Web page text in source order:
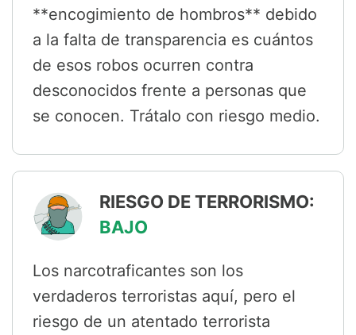
**encogimiento de hombros** debido
a la falta de transparencia es cuántos
de esos robos ocurren contra
desconocidos frente a personas que
se conocen. Trátalo con riesgo medio.
RIESGO DE TERRORISMO:
BAJO
Los narcotraficantes son los
verdaderos terroristas aquí, pero el
riesgo de un atentado terrorista